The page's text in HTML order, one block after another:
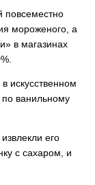
повсеместно
мороженого, а
в магазинах
искусственном
по ванильному
его
с сахаром, и